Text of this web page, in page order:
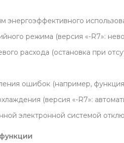
энергоэффективного
режима (версия «-R7»:
расхода (остановка при
ошибок (например,
(версия «-R7»:
электронной системой